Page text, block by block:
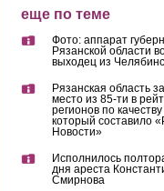
еще по теме
Фото: аппарат
Рязанской области
выходец из
Рязанская область
место из 85-ти в
регионов по качеству
который составило
Новости»
Исполнилось
дня ареста
Смирнова